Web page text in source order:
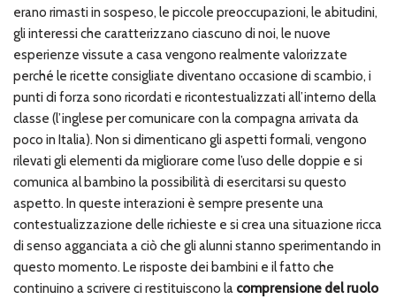
erano rimasti in sospeso, le piccole preoccupazioni, le abitudini,
gli interessi che caratterizzano ciascuno di noi, le nuove
esperienze vissute a casa vengono realmente valorizzate
perché le ricette consigliate diventano occasione di scambio, i
punti di forza sono ricordati e ricontestualizzati all’interno della
classe (l’inglese per comunicare con la compagna arrivata da
poco in Italia). Non si dimenticano gli aspetti formali, vengono
rilevati gli elementi da migliorare come l’uso delle doppie e si
comunica al bambino la possibilità di esercitarsi su questo
aspetto. In queste interazioni è sempre presente una
contestualizzazione delle richieste e si crea una situazione ricca
di senso agganciata a ciò che gli alunni stanno sperimentando in
questo momento. Le risposte dei bambini e il fatto che
continuino a scrivere ci restituiscono la comprensione del ruolo